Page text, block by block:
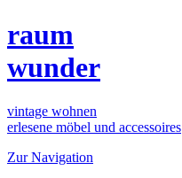
raum
wunder
vintage wohnen
erlesene möbel und accessoires
Zur Navigation